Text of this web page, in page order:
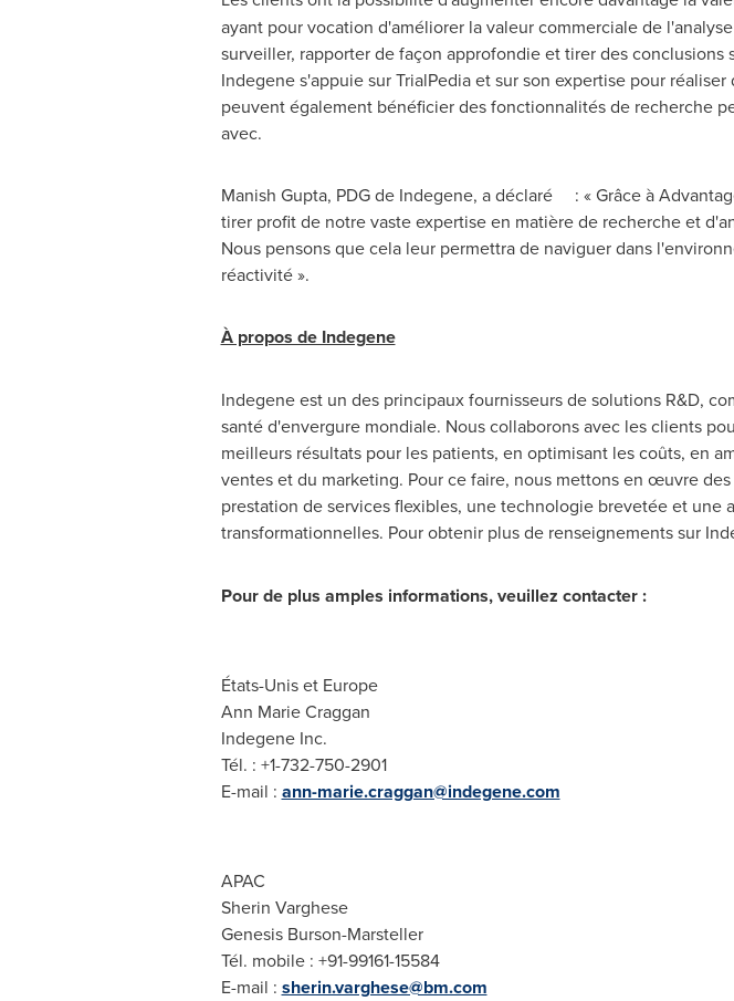
ayant pour vocation d'améliorer la valeur commerciale de
surveiller, rapporter de façon approfondie et tirer des
Indegene s'appuie sur TrialPedia et sur son expertise pour
peuvent également bénéficier des fonctionnalités de recherche
avec.
Manish Gupta, PDG de Indegene, a déclaré : « Grâce à
tirer profit de notre vaste expertise en matière de recherche et
Nous pensons que cela leur permettra de naviguer dans
réactivité ».
À propos de Indegene
Indegene est un des principaux fournisseurs de solutions R&D,
santé d'envergure mondiale. Nous collaborons avec les clients
meilleurs résultats pour les patients, en optimisant les coûts, en
ventes et du marketing. Pour ce faire, nous mettons en œuvre
prestation de services flexibles, une technologie brevetée et
transformationnelles. Pour obtenir plus de renseignements sur
Pour de plus amples informations, veuillez contacter:
États-Unis et Europe
Ann Marie Craggan
Indegene Inc.
Tél. : +1-732-750-2901
E-mail : ann-marie.craggan@indegene.com
APAC
Sherin Varghese
Genesis Burson-Marsteller
Tél. mobile : +91-99161-15584
E-mail : sherin.varghese@bm.com